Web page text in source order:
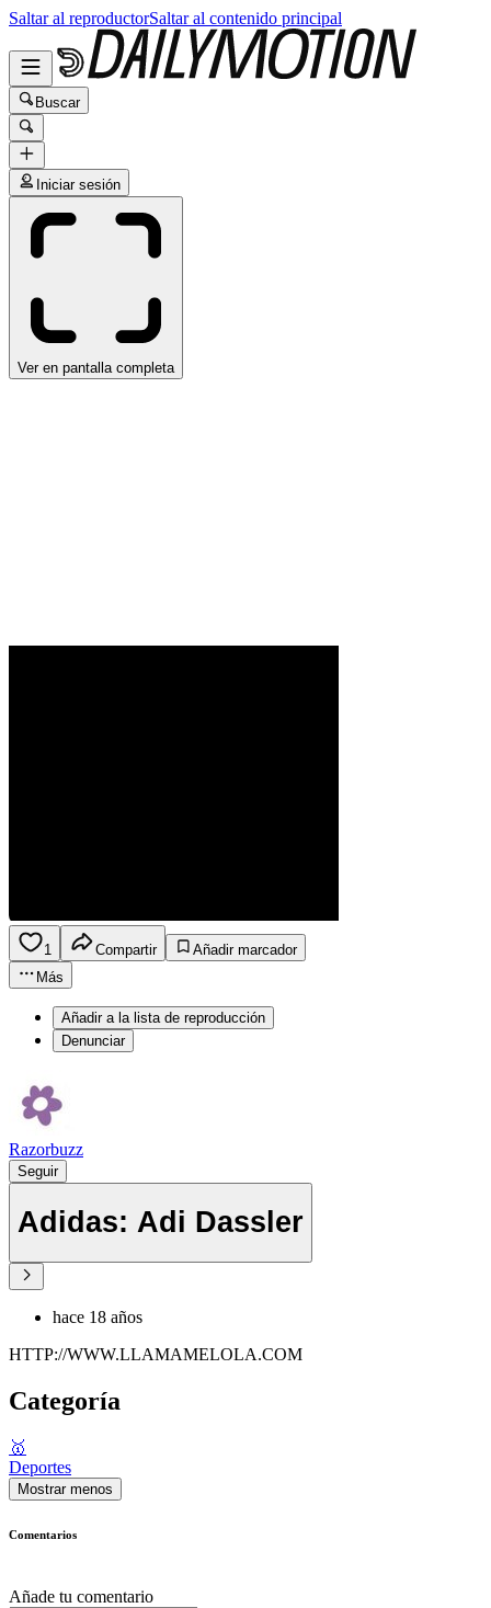
Saltar al reproductorSaltar al contenido principal
Buscar
Iniciar sesión
Ver en pantalla completa
1 Compartir
Añadir marcador
Más
Añadir a la lista de reproducción
Denunciar
Razorbuzz
Seguir
Adidas: Adi Dassler
hace 18 años
HTTP://WWW.LLAMAMELOLA.COM
Categoría
🥇
Deportes
Mostrar menos
Comentarios
Añade tu comentario